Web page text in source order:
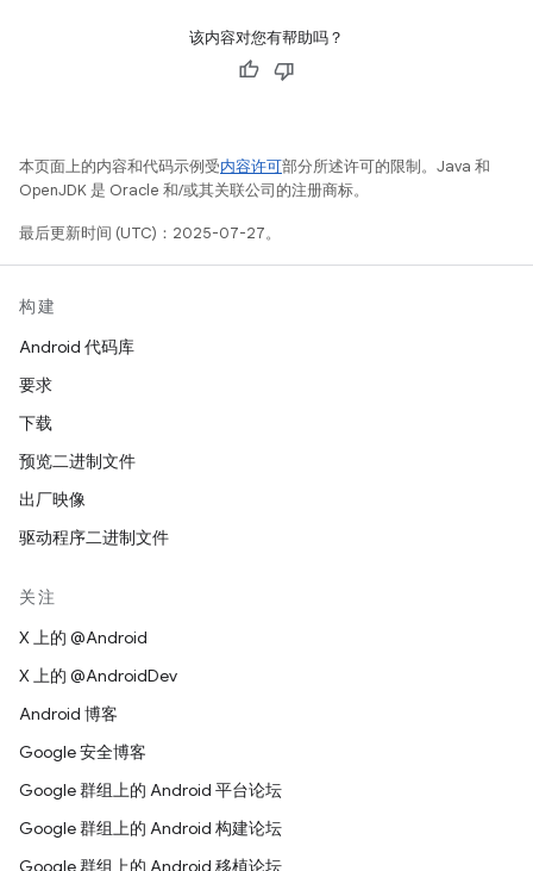
该内容对您有帮助吗？
本页面上的内容和代码示例受内容许可部分所述许可的限制。Java 和
OpenJDK 是 Oracle 和/或其关联公司的注册商标。
最后更新时间 (UTC)：2025-07-27。
构建
Android 代码库
要求
下载
预览二进制文件
出厂映像
驱动程序二进制文件
关注
X 上的 @Android
X 上的 @AndroidDev
Android 博客
Google 安全博客
Google 群组上的 Android 平台论坛
Google 群组上的 Android 构建论坛
Google 群组上的 Android 移植论坛